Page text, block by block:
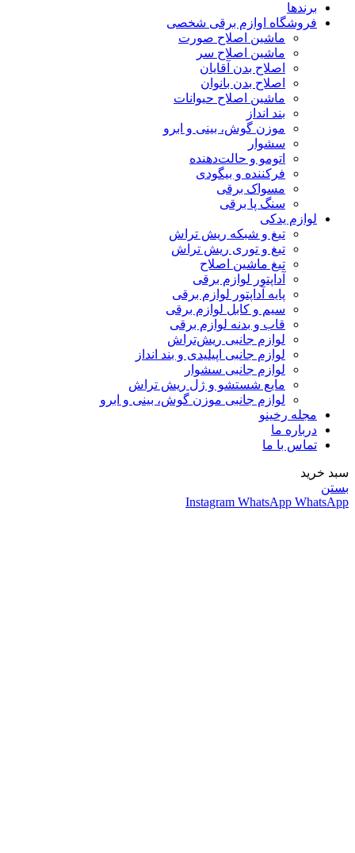
برندها
فروشگاه اوازم برقی شخصی
ماشین اصلاح صورت
ماشین اصلاح سر
اصلاح بدن آقایان
اصلاح بدن بانوان
ماشین اصلاح حیوانات
بند انداز
موزن گوش، بینی و ابرو
سشوار
اتومو و حالت‌دهنده
فرکننده و بیگودی
مسواک برقی
سنگ پا برقی
لوازم یدکی
تیغ و شبکه ریش تراش
تیغ و توری ریش تراش
تیغ ماشین اصلاح
آداپتور لوازم برقی
پایه آداپتور لوازم برقی
سیم و کابل لوازم برقی
قاب و بدنه لوازم برقی
لوازم جانبی ریش‌تراش
لوازم جانبی اپیلیدی و بند انداز
لوازم جانبی سشوار
مایع شستشو و ژل ریش تراش
لوازم جانبی موزن گوش، بینی و ابرو
مجله رخینو
درباره ما
تماس با ما
سبد خرید
بستن
Instagram WhatsApp WhatsApp